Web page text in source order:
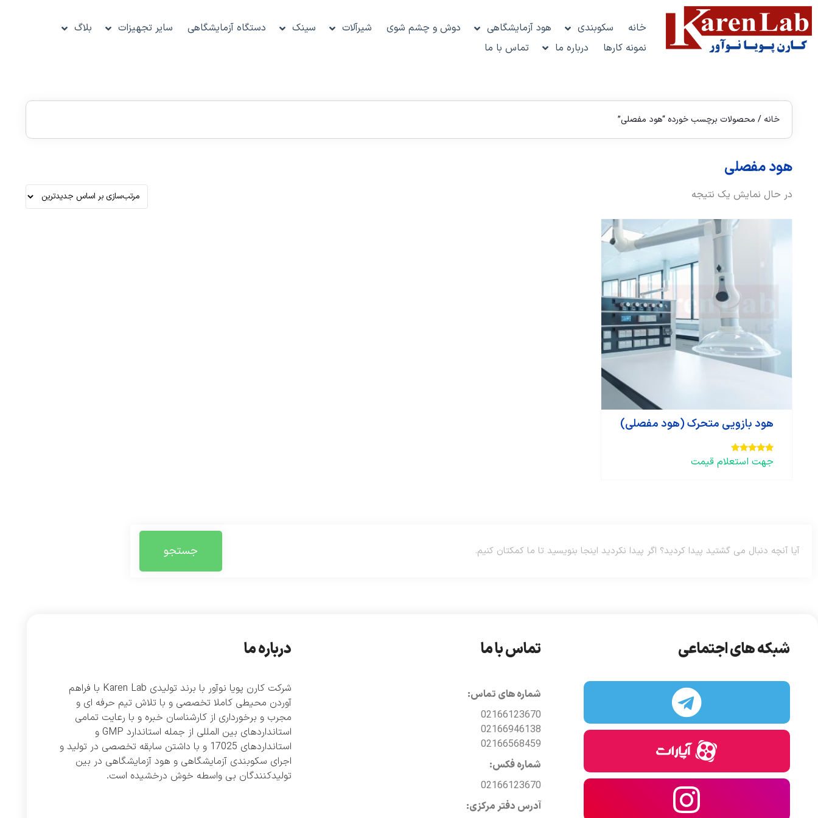
خانه سکوبندی هود آزمایشگاهی دوش و چشم شوی شیرآلات سینک دستگاه آزمایشگاهی سایر تجهیزات
بلاگ
نمونه کارها
درباره ما تماس با ما
خانه / محصولات برچسب خورده “هود مفصلی”
هود مفصلی
در حال نمایش یک نتیجه
هود بازویی متحرک (هود مفصلی)
امتیاز
4.67
جهت استعلام قیمت
جستجو
شبکه های اجتماعی تماس با ما
شماره های تماس:
02166123670
02166946138
02166568459
شماره فکس:
02166123670
آدرس دفتر مرکزی:
درباره ما
شرکت کارن پویا نوآور با برند تولیدی Karen Lab با فراهم
آوردن محیطی کاملا تخصصی و با تلاش تیم حرفه ای و
مجرب و برخورداری از کارشناسان خبره و با رعایت تمامی
استانداردهای بین المللی از جمله استاندارد GMP و
استانداردهای 17025 و با داشتن سابقه تخصصی در تولید و
اجرای سکوبندی آزمایشگاهی و هود آزمایشگاهی در بین
تولیدکنندگان بی واسطه خوش درخشیده است.